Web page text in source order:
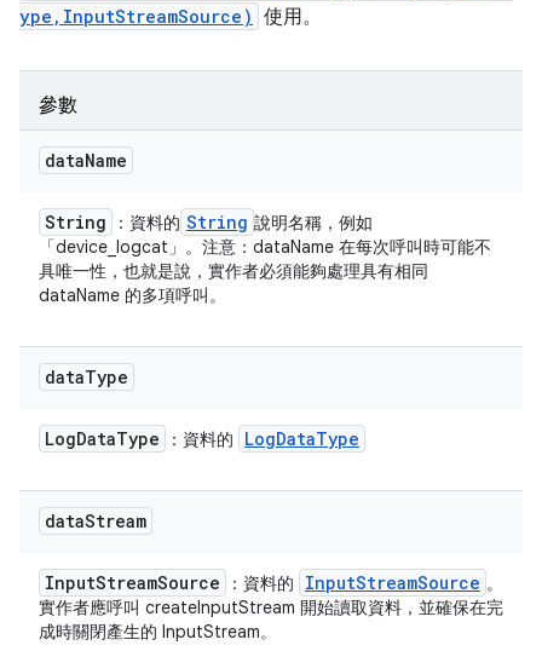
ype,InputStreamSource) 使用。
參數
dataName
String ：資料的 String 說明名稱，例如
「device_logcat」。注意：dataName 在每次呼叫時可能不
具唯一性，也就是說，實作者必須能夠處理具有相同
dataName 的多項呼叫。
dataType
LogDataType ：資料的 LogDataType
dataStream
InputStreamSource ：資料的 InputStreamSource 。
實作者應呼叫 createInputStream 開始讀取資料，並確保在完
成時關閉產生的 InputStream。